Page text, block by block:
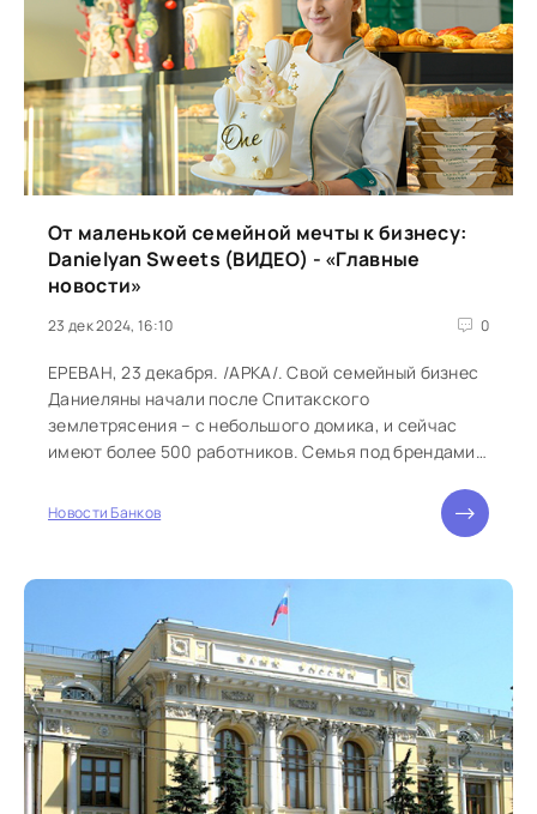
От маленькой семейной мечты к бизнесу:
Danielyan Sweets (ВИДЕО) - «Главные
новости»
23 дек 2024, 16:10 0
ЕРЕВАН, 23 декабря. /АРКА/. Свой семейный бизнес
Даниеляны начали после Спитакского
землетрясения – с небольшого домика, и сейчас
имеют более 500 работников. Семья под брендами
Новости Банков